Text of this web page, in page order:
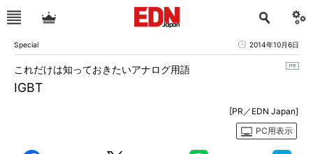
Special 2014年10月6日
IGBT
これだけは知っておきたいアナログ用語
[PR／EDN Japan]
PC用表示